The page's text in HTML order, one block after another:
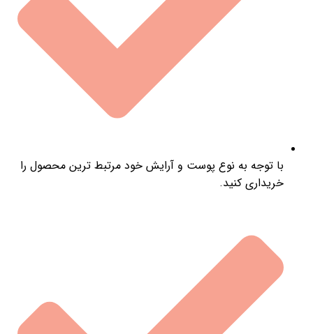
با توجه به نوع پوست و آرایش خود مرتبط ترین محصول را
خریداری کنید.